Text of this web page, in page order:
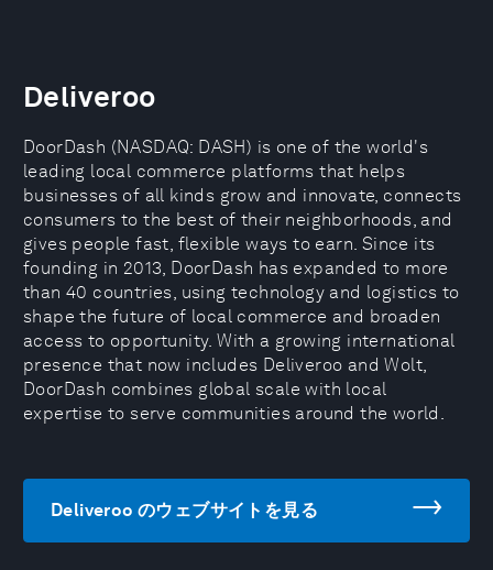
Deliveroo
DoorDash (NASDAQ: DASH) is one of the world's
leading local commerce platforms that helps
businesses of all kinds grow and innovate, connects
consumers to the best of their neighborhoods, and
gives people fast, flexible ways to earn. Since its
founding in 2013, DoorDash has expanded to more
than 40 countries, using technology and logistics to
shape the future of local commerce and broaden
access to opportunity. With a growing international
presence that now includes Deliveroo and Wolt,
DoorDash combines global scale with local
expertise to serve communities around the world.
Deliveroo のウェブサイトを見る